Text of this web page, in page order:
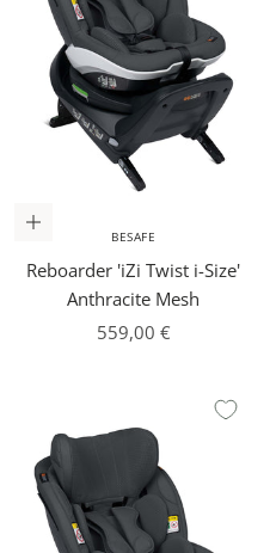
In den Warenkorb
BESAFE
Reboarder 'iZi Twist i-Size'
Anthracite Mesh
Angebot
559,00 €